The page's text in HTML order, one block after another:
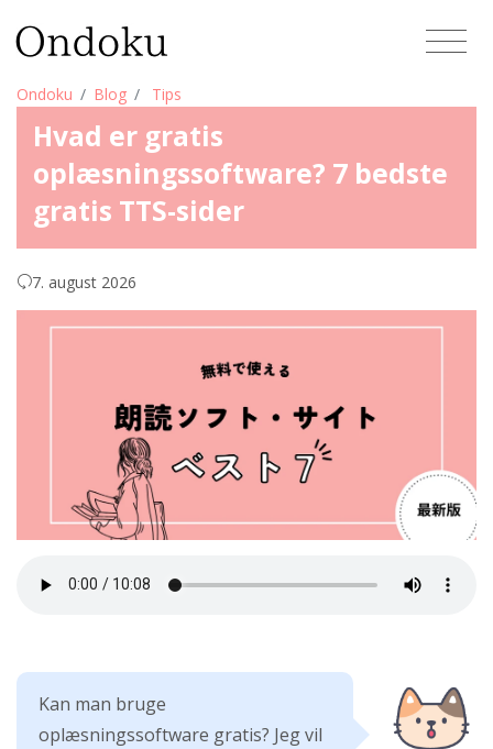
Ondoku Blog Tips
Hvad er gratis
oplæsningssoftware? 7 bedste
gratis TTS-sider
7. august 2026
Kan man bruge
oplæsningssoftware gratis? Jeg vil